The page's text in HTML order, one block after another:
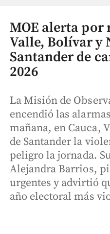
MOE alerta por
Valle, Bolívar y
Santander de
2026
La Misión de
encendió las
mañana, en Cauca,
de Santander la
peligro la jornada.
Alejandra Barrios,
urgentes y advirtió
año electoral más